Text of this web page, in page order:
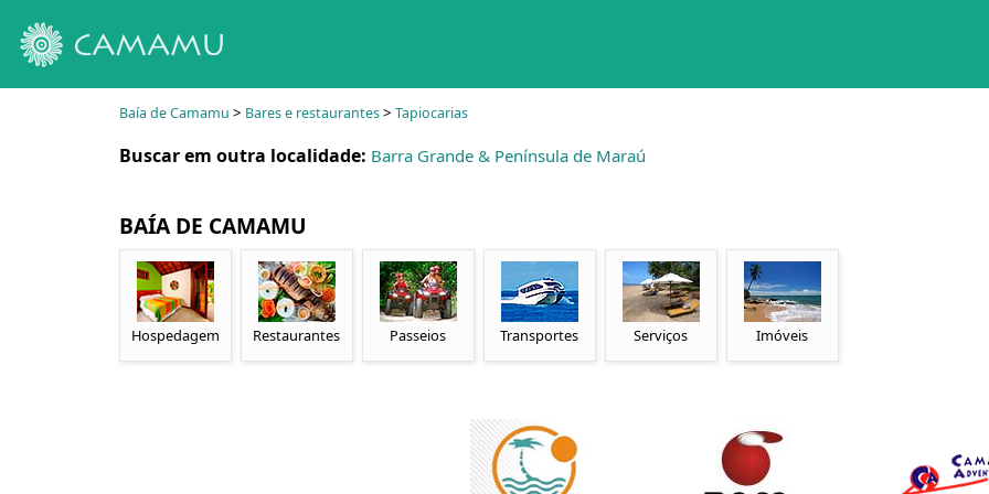
Baía de Camamu > Bares e restaurantes> Tapiocarias
Buscar em outra localidade: Barra Grande & Península de Maraú
BAÍA DE CAMAMU
Hospedagem Restaurantes Passeios Transportes Serviços Imóveis